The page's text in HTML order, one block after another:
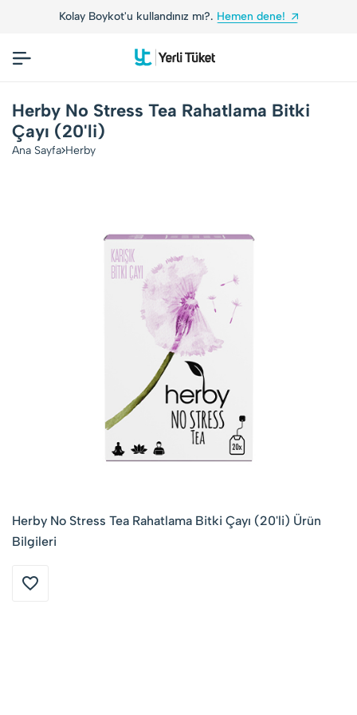
Kolay Boykot'u kullandınız mı?. Hemen dene!
Herby No Stress Tea Rahatlama Bitki
Çayı (20'li)
Ana Sayfa Herby
Herby No Stress Tea Rahatlama Bitki Çayı (20'li) Ürün
Bilgileri